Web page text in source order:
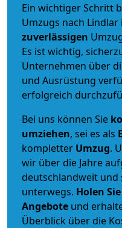
Ein wichtiger Schritt
Umzugs nach Lindlar
zuverlässigen
Es ist wichtig,
Unternehmen über
und Ausrüstung
erfolgreich
Bei uns können Sie
umziehen, sei es als
kompletter Umzug.
wir über die Jahre
deutschlandweit
unterwegs. Holen
Angebote und
Überblick über die